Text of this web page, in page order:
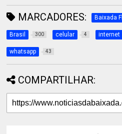
MARCADORES: Baixada
Brasil 300 celular 4 internet
whatsapp 43
COMPARTILHAR: